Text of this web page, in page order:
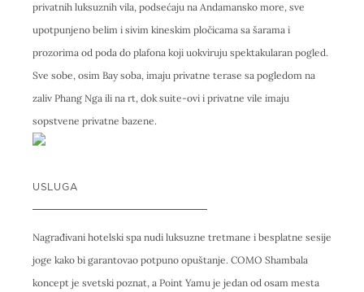
privatnih luksuznih vila, podsećaju na Andamansko more, sve
upotpunjeno belim i sivim kineskim pločicama sa šarama i
prozorima od poda do plafona koji uokviruju spektakularan pogled.
Sve sobe, osim Bay soba, imaju privatne terase sa pogledom na
zaliv Phang Nga ili na rt, dok suite-ovi i privatne vile imaju
sopstvene privatne bazene.
USLUGA
Nagrađivani hotelski spa nudi luksuzne tretmane i besplatne sesije
joge kako bi garantovao potpuno opuštanje. COMO Shambala
koncept je svetski poznat, a Point Yamu je jedan od osam mesta